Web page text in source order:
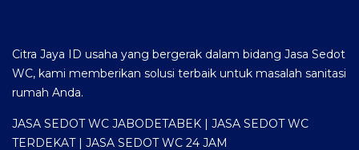
Citra Jaya ID usaha yang bergerak dalam bidang Jasa Sedot
WC, kami memberikan solusi terbaik untuk masalah sanitasi
rumah Anda.
JASA SEDOT WC JABODETABEK | JASA SEDOT WC
TERDEKAT | JASA SEDOT WC 24 JAM